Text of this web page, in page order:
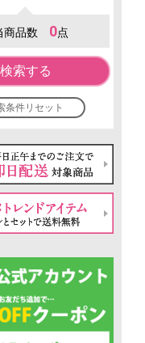
商品数 0点
検索する
条件リセット